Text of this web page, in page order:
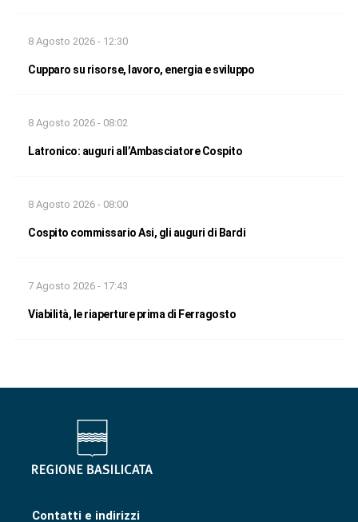
8 Agosto 2026 - 12:30
Cupparo su risorse, lavoro, energia e sviluppo
8 Agosto 2026 - 08:02
Latronico: auguri all’Ambasciatore Cospito
8 Agosto 2026 - 08:00
Cospito commissario Asi, gli auguri di Bardi
7 Agosto 2026 - 17:43
Viabilità, le riaperture prima di Ferragosto
Contatti e indirizzi